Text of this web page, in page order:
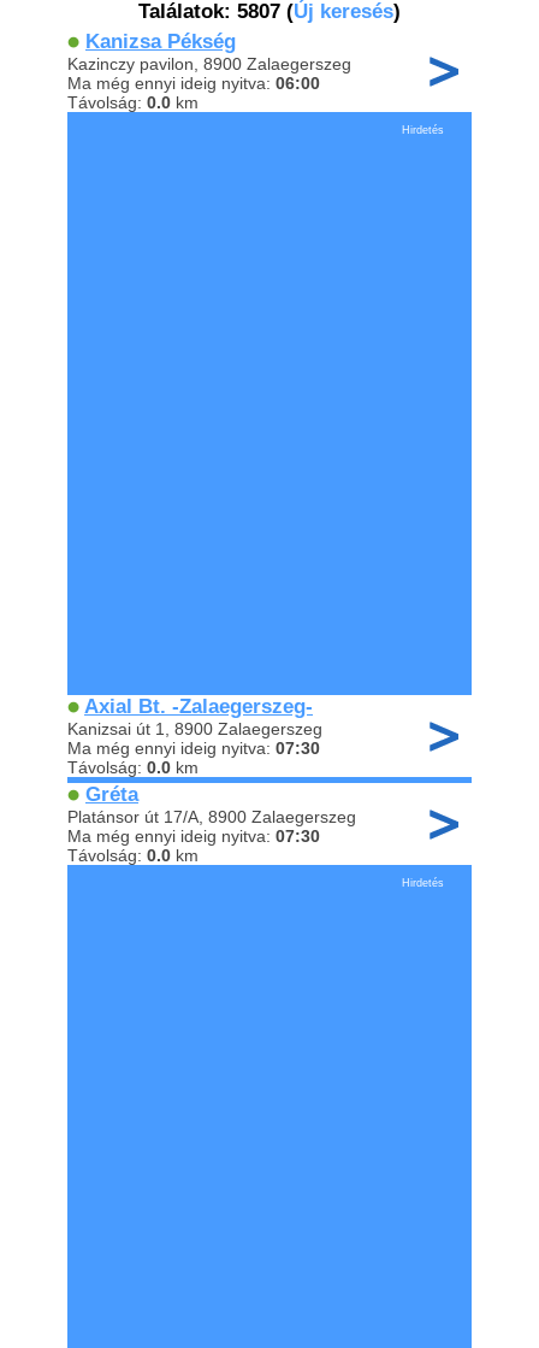
Találatok: 5807 (Új keresés)
Kanizsa Pékség
Kazinczy pavilon, 8900 Zalaegerszeg
Ma még ennyi ideig nyitva: 06:00
Távolság: 0.0 km
Hirdetés
Axial Bt. -Zalaegerszeg-
Kanizsai út 1, 8900 Zalaegerszeg
Ma még ennyi ideig nyitva: 07:30
Távolság: 0.0 km
Gréta
Platánsor út 17/A, 8900 Zalaegerszeg
Ma még ennyi ideig nyitva: 07:30
Távolság: 0.0 km
Hirdetés